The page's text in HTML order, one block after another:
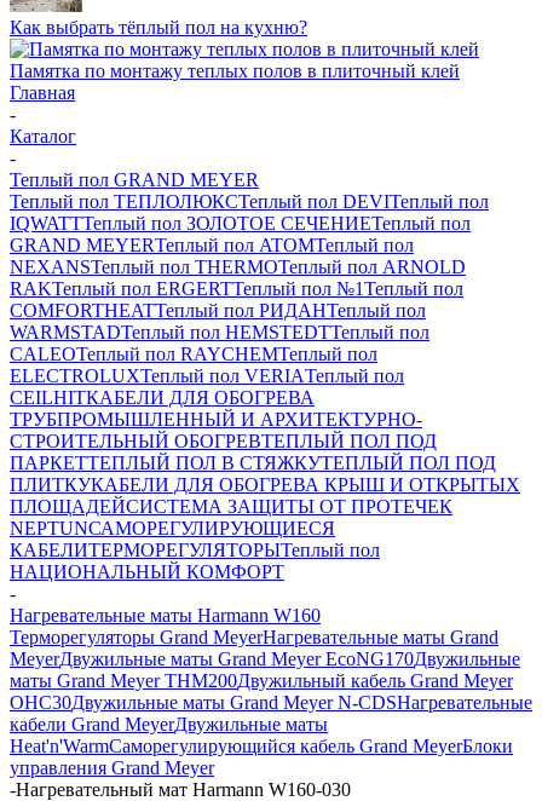
Как выбрать тёплый пол на кухню?
Памятка по монтажу теплых полов в плиточный клей
Главная
-
Каталог
-
Теплый пол GRAND MEYER
Теплый пол ТЕПЛОЛЮКСТеплый пол DEVIТеплый пол
IQWATTТеплый пол ЗОЛОТОЕ СЕЧЕНИЕТеплый пол
GRAND MEYERТеплый пол ATOMТеплый пол
NEXANSТеплый пол THERMOТеплый пол ARNOLD
RAKТеплый пол ERGERTТеплый пол №1Теплый пол
COMFORTHEATТеплый пол РИДАНТеплый пол
WARMSTADТеплый пол HEMSTEDTТеплый пол
CALEOТеплый пол RAYCHEMТеплый пол
ELECTROLUXТеплый пол VERIAТеплый пол
CEILHITКАБЕЛИ ДЛЯ ОБОГРЕВА
ТРУБПРОМЫШЛЕННЫЙ И АРХИТЕКТУРНО-
СТРОИТЕЛЬНЫЙ ОБОГРЕВТЕПЛЫЙ ПОЛ ПОД
ПАРКЕТТЕПЛЫЙ ПОЛ В СТЯЖКУТЕПЛЫЙ ПОЛ ПОД
ПЛИТКУКАБЕЛИ ДЛЯ ОБОГРЕВА КРЫШ И ОТКРЫТЫХ
ПЛОЩАДЕЙСИСТЕМА ЗАЩИТЫ ОТ ПРОТЕЧЕК
NEPTUNСАМОРЕГУЛИРУЮЩИЕСЯ
КАБЕЛИТЕРМОРЕГУЛЯТОРЫТеплый пол
НАЦИОНАЛЬНЫЙ КОМФОРТ
-
Нагревательные маты Harmann W160
Терморегуляторы Grand MeyerНагревательные маты Grand
MeyerДвужильные маты Grand Meyer EcoNG170Двужильные
маты Grand Meyer THM200Двужильный кабель Grand Meyer
OHC30Двужильные маты Grand Meyer N-CDSНагревательные
кабели Grand MeyerДвужильные маты
Heat'n'WarmСаморегулирующийся кабель Grand MeyerБлоки
управления Grand Meyer
-Нагревательный мат Harmann W160-030